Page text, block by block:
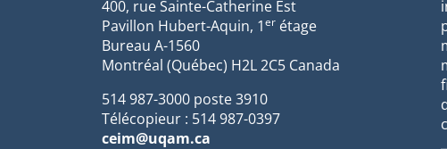
400, rue Sainte-Catherine Est
Pavillon Hubert-Aquin, 1er étage
Bureau A-1560
Montréal (Québec) H2L 2C5 Canada
514 987-3000 poste 3910
Télécopieur : 514 987-0397
ceim@uqam.ca